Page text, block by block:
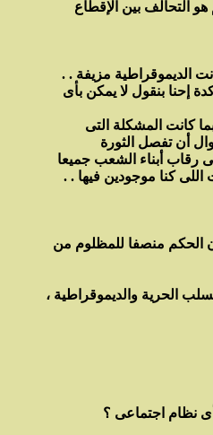
التحالف بين الإقطاع
الديموقراطية مزيفة . .
إحنا بنقول لا يمكن بأى
كانت المشكلة التى
أن تفصل الثورة
اللى كنا موجودين فيها . .
الحكم منصفا للمظلوم من
الحرية والديموقراطية ،
نظام اجتماعى ؟